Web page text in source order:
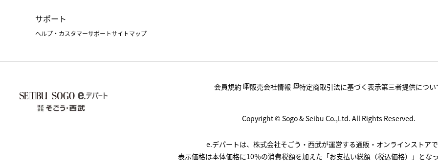
サポート
ヘルプ・カスタマーサポートサイトマップ
会員規約 販売会社情報 特定商取引法に基づく表示第三者提供につい
Copyright © Sogo & Seibu Co.,Ltd. All Rights Reserved.
e.デパートは、株式会社そごう・西武が運営する通販・オンラインストア
表示価格は本体価格に10％の消費税額を加えた「お支払い総額（税込価格）」とな